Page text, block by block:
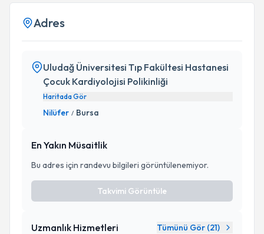
Adres
Uludağ Üniversitesi Tıp Fakültesi Hastanesi
Çocuk Kardiyolojisi Polikinliği
Haritada Gör
Nilüfer / Bursa
En Yakın Müsaitlik
Bu adres için randevu bilgileri görüntülenemiyor.
Takvimi Görüntüle
Uzmanlık Hizmetleri Tümünü Gör (21)